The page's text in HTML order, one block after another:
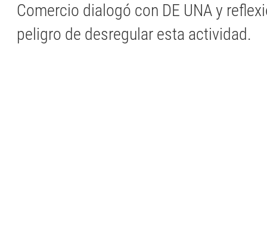
Comercio dialogó con DE UNA y
peligro de desregular esta actividad.